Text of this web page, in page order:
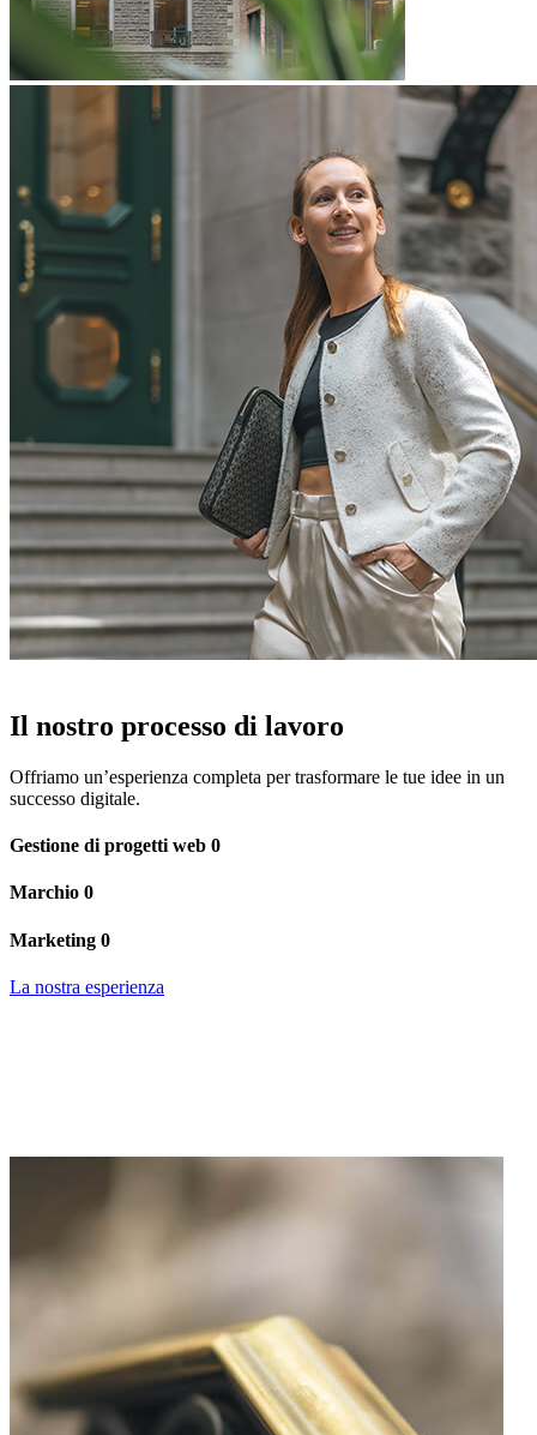
Il nostro processo di lavoro
Offriamo un’esperienza completa per trasformare le tue idee in un
successo digitale.
Gestione di progetti web 0
Marchio 0
Marketing 0
La nostra esperienza